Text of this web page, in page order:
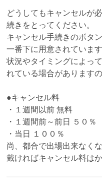
どうしてもキャンセルが
続きをとってください。
キャンセル手続きのボタ
一番下に用意されています
状況やタイミングによっ
れている場合があります
●キャンセル料
・１週間以前 無料
・１週間前～前日 ５０％
・当日 １００％
尚、都合で出場出来なく
戴ければキャンセル料はか